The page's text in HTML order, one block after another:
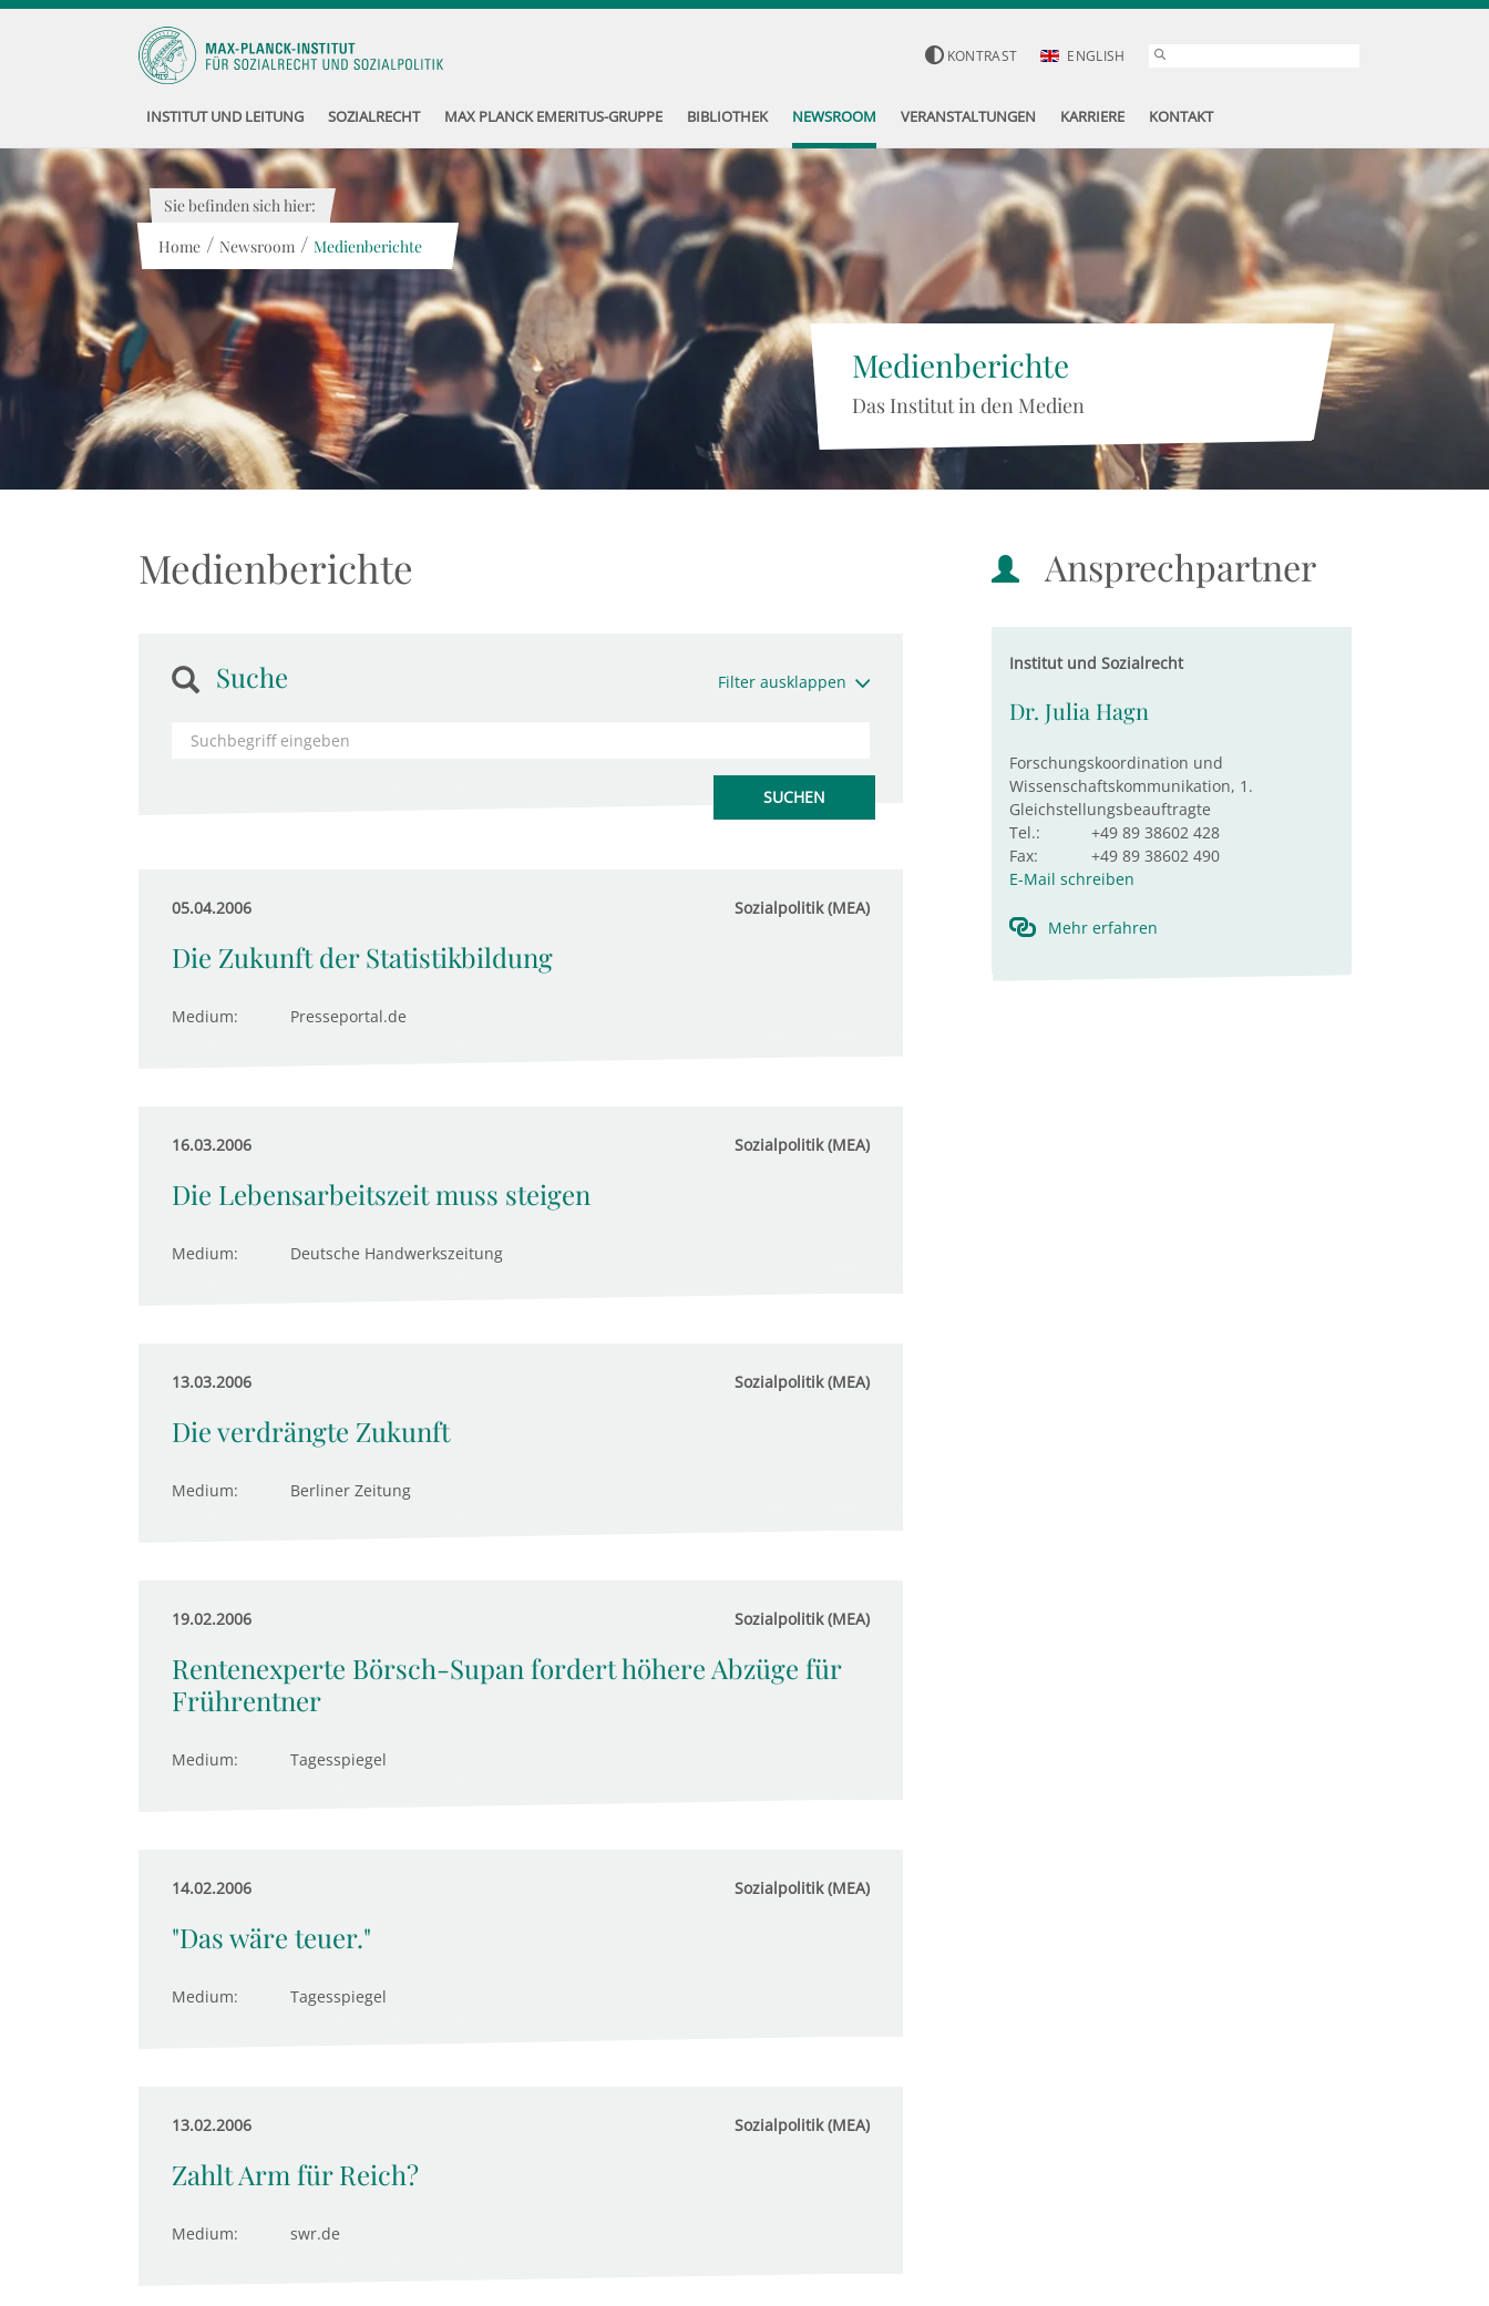
KONTRAST ENGLISH
INSTITUT UND LEITUNG SOZIALRECHT MAX PLANCK EMERITUS-GRUPPE BIBLIOTHEK NEWSROOM VERANSTALTUNGEN KARRIERE KONTAKT
Medienberichte
Das Institut in den Medien
Sie befinden sich hier:
Home / Newsroom / Medienberichte
Medienberichte
Suche Filter ausklappen
05.04.2006 Sozialpolitik (MEA)
Die Zukunft der Statistikbildung
Medium: Presseportal.de
16.03.2006 Sozialpolitik (MEA)
Die Lebensarbeitszeit muss steigen
Medium: Deutsche Handwerkszeitung
13.03.2006 Sozialpolitik (MEA)
Die verdrängte Zukunft
Medium: Berliner Zeitung
19.02.2006 Sozialpolitik (MEA)
Rentenexperte Börsch-Supan fordert höhere Abzüge für
Frührentner
Medium: Tagesspiegel
14.02.2006 Sozialpolitik (MEA)
"Das wäre teuer."
Medium: Tagesspiegel
13.02.2006 Sozialpolitik (MEA)
Zahlt Arm für Reich?
Medium: swr.de
Ansprechpartner
Institut und Sozialrecht
Dr. Julia Hagn
Forschungskoordination und
Wissenschaftskommunikation, 1.
Gleichstellungsbeauftragte
Tel.:
+49 89 38602 428
Fax:
+49 89 38602 490
E-Mail schreiben
Mehr erfahren